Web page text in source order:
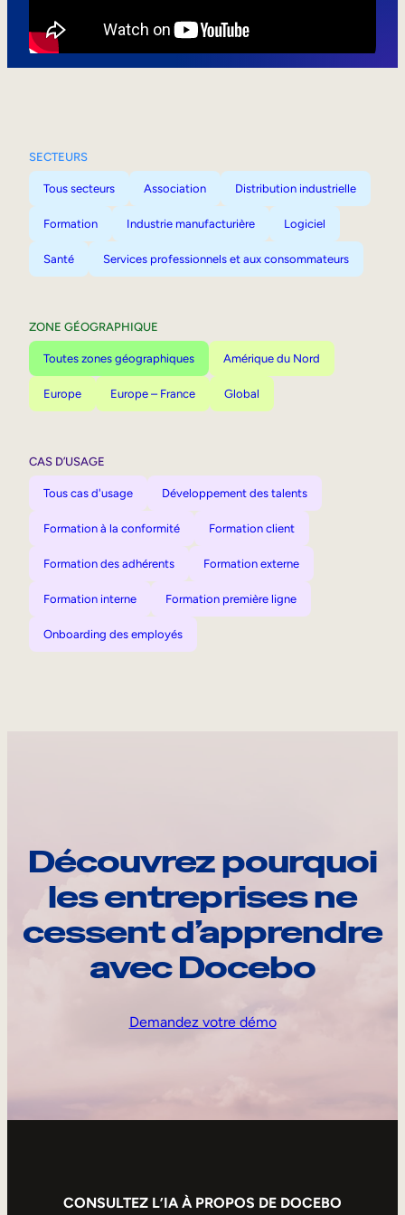
SECTEURS
Tous secteurs Association Distribution industrielle
Formation Industrie manufacturière Logiciel
Santé Services professionnels et aux consommateurs
ZONE GÉOGRAPHIQUE
Toutes zones géographiques Amérique du Nord
Europe Europe – France Global
CAS D’USAGE
Tous cas d'usage Développement des talents
Formation à la conformité Formation client
Formation des adhérents Formation externe
Formation interne Formation première ligne
Onboarding des employés
Découvrez pourquoi
les entreprises ne
cessent d’apprendre
avec Docebo
Demandez votre démo
CONSULTEZ L’IA À PROPOS DE DOCEBO